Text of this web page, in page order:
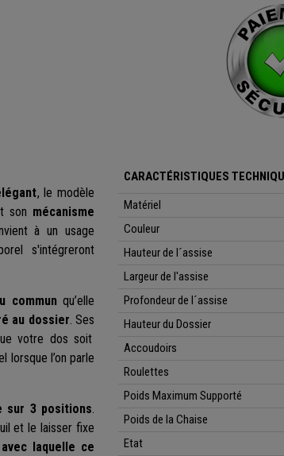
, le modèle
son mécanisme
à un usage
s'intégreront
communqu’elle
au dossier. Ses
votre dos soit
lorsque l’on parle
sur 3 positions.
et le laisser fixe
laquelle ce
CARACTÉRISTIQUES
Matériel
Couleur
Hauteur de l´assise
Largeur de l'assise
Profondeur de l´assise
Hauteur du Dossier
Accoudoirs
Roulettes
Poids Maximum Supporté
Poids de la Chaise
Etat